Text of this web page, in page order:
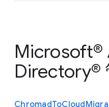
Microsoft®
Directory®
ChromadToCloud